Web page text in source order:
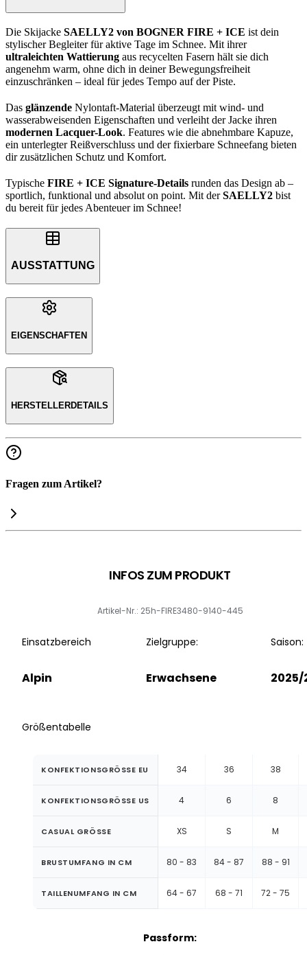
Die Skijacke SAELLY2 von BOGNER FIRE + ICE ist dein
stylischer Begleiter für aktive Tage im Schnee. Mit ihrer
ultraleichten Wattierung aus recycelten Fasern hält sie dich
angenehm warm, ohne dich in deiner Bewegungsfreiheit
einzuschränken – ideal für jedes Tempo auf der Piste.
Das glänzende Nylontaft-Material überzeugt mit wind- und
wasserabweisenden Eigenschaften und verleiht der Jacke ihren
modernen Lacquer-Look. Features wie die abnehmbare Kapuze,
ein unterlegter Reißverschluss und der fixierbare Schneefang bieten
dir zusätzlichen Schutz und Komfort.
Typische FIRE + ICE Signature-Details runden das Design ab –
sportlich, funktional und absolut on point. Mit derSAELLY2 bist
du bereit für jedes Abenteuer im Schnee!
AUSSTATTUNG
EIGENSCHAFTEN
HERSTELLERDETAILS
Fragen zum Artikel?
INFOS ZUM PRODUKT
Artikel-Nr.: 25h-FIRE3480-9140-445
Einsatzbereich
Alpin
Zielgruppe:
Erwachsene
Saison:
2025/
Größentabelle
KONFEKTIONSGRÖSSE EU 34 36 38
KONFEKTIONSGRÖSSE US 4 6 8
CASUAL GRÖSSE XS S M
BRUSTUMFANG IN CM 80 - 83 84 - 87 88 - 91
TAILLENUMFANG IN CM 64 - 67 68 - 71 72 - 75
Passform: